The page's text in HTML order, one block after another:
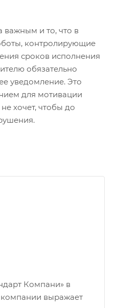
важным и то, что в
контролирующие
сроков исполнения
обязательно
уведомление. Это
для мотивации
хочет, чтобы до
Компани» в
выражает